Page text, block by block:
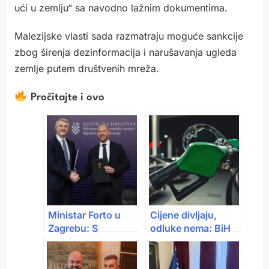
ući u zemlju“ sa navodno lažnim dokumentima.
Malezijske vlasti sada razmatraju moguće sankcije
zbog širenja dezinformacija i narušavanja ugleda
zemlje putem društvenih mreža.
Pročitajte i ovo
Ministar Forto u
Zagrebu: S
Hrvatskom ćemo
raditi na razvoju
Cijene divljaju,
odluke nema: BiH
bez mjera dok
region reaguje